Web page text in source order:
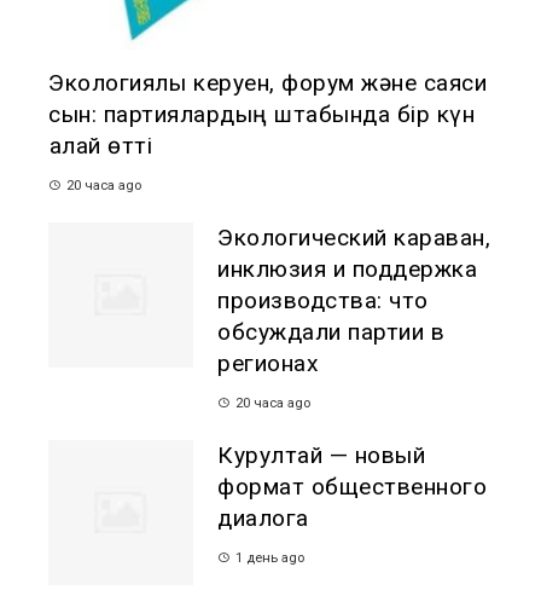
Экологиялық керуен, форум және саяси
сын: партиялардың штабында бір күн
қалай өтті
20 часа ago
Экологический караван,
инклюзия и поддержка
производства: что
обсуждали партии в
регионах
20 часа ago
Курултай — новый
формат общественного
диалога
1 день ago